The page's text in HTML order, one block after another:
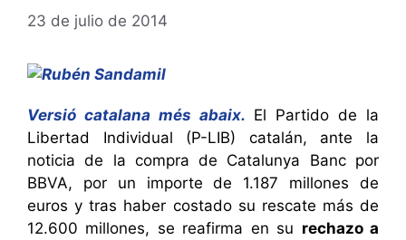
23 de julio de 2014
Versió catalana més abaix. El Partido de la
Libertad Individual (P-LIB) catalán, ante la
noticia de la compra de Catalunya Banc por
BBVA, por un importe de 1.187 millones de
euros y tras haber costado su rescate más de
12.600 millones, se reafirma en su rechazo a